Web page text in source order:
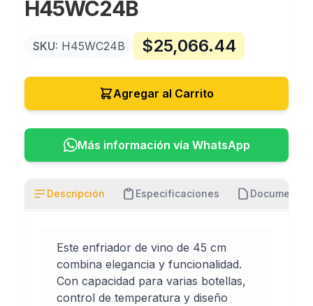
H45WC24B
SKU: H45WC24B $25,066.44
Agregar al Carrito
Más información vía WhatsApp
Descripción Especificaciones Documentos
Este enfriador de vino de 45 cm
combina elegancia y funcionalidad.
Con capacidad para varias botellas,
control de temperatura y diseño